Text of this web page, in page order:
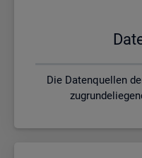
Die Datenquellen